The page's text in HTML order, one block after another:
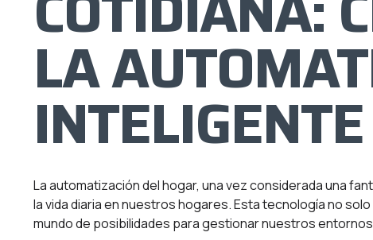
LA
La automatización del hogar, una vez considerada una
la vida diaria en nuestros hogares. Esta tecnología no
mundo de posibilidades para gestionar nuestros